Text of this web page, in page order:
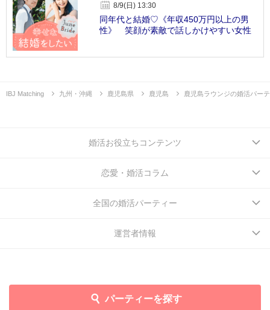
8/9(日) 13:30
同年代と結婚♡《年収450万円以上の男
性》 笑顔が素敵で話しかけやすい女性
IBJ Matching 九州・沖縄 鹿児島県 鹿児島 鹿児島ラウンジの婚活パー
パーティーを探す
婚活お役立ちコンテンツ
恋愛・婚活コラム
全国の婚活パーティー
運営者情報